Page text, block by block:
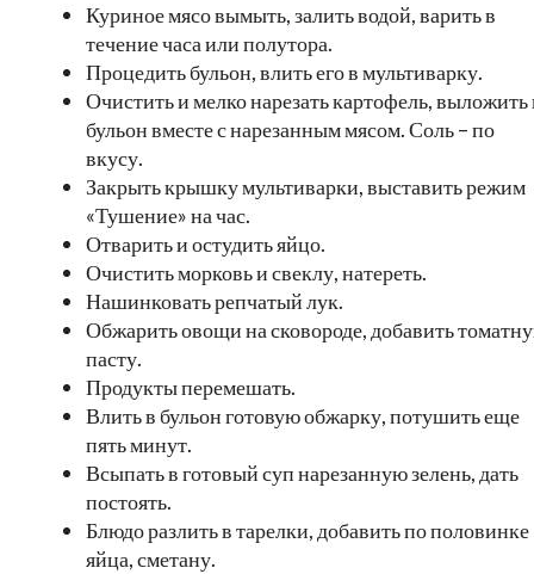
Куриное мясо вымыть, залить водой, варить в
течение часа или полутора.
Процедить бульон, влить его в мультиварку.
Очистить и мелко нарезать картофель, выложить
бульон вместе с нарезанным мясом. Соль – по
вкусу.
Закрыть крышку мультиварки, выставить режим
«Тушение» на час.
Отварить и остудить яйцо.
Очистить морковь и свеклу, натереть.
Нашинковать репчатый лук.
Обжарить овощи на сковороде, добавить
пасту.
Продукты перемешать.
Влить в бульон готовую обжарку, потушить еще
пять минут.
Всыпать в готовый суп нарезанную зелень, дать
постоять.
Блюдо разлить в тарелки, добавить по половинке
яйца, сметану.